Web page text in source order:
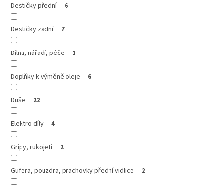
Destičky přední 6
Destičky zadní 7
Dílna, nářadí, péče 1
Doplňky k výměně oleje 6
Duše 22
Elektro díly 4
Gripy, rukojeti 2
Gufera, pouzdra, prachovky přední vidlice 2